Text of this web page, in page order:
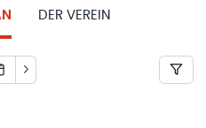
DER VEREIN